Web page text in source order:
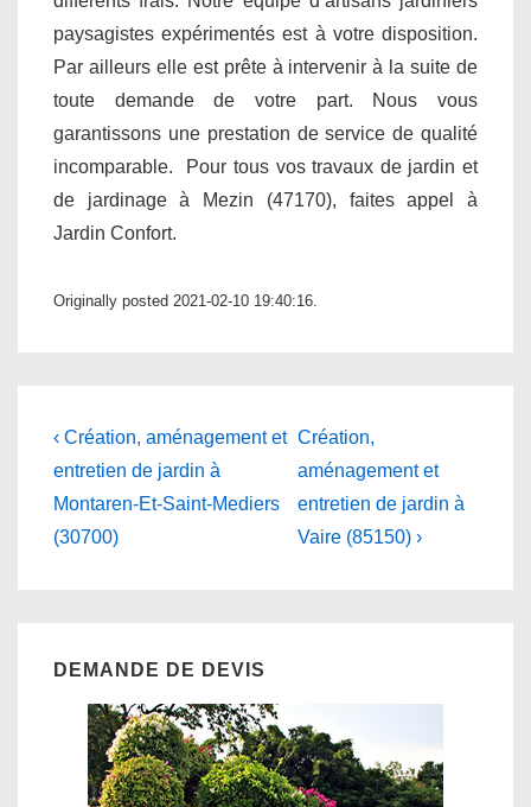
paysagistes expérimentés est à votre disposition.
Par ailleurs elle est prête à intervenir à la suite de
toute demande de votre part. Nous vous
garantissons une prestation de service de qualité
incomparable. Pour tous vos travaux de jardin et
de jardinage à Mezin (47170), faites appel à
Jardin Confort.
Originally posted 2021-02-10 19:40:16.
Navigation
de
l’article
Previous
Post
is
‹ Création, aménagement et
entretien de jardin à
Montaren-Et-Saint-Mediers
(30700)
Next
Post
is
Création,
aménagement et
entretien de jardin à
Vaire (85150) ›
DEMANDE DE DEVIS